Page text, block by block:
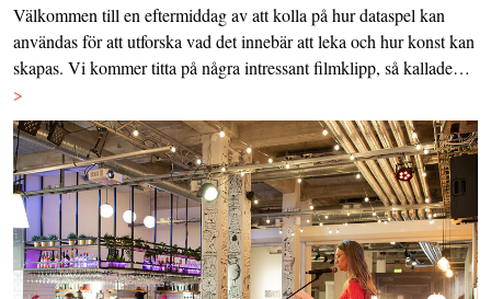
Välkommen till en eftermiddag av att kolla på hur dataspel kan
användas för att utforska vad det innebär att leka och hur konst kan
skapas. Vi kommer titta på några intressant filmklipp, så kallade…
>